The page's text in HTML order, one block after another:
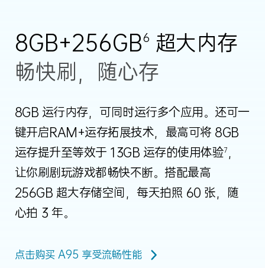
8GB+256GB6
超大内存
畅快刷，随心存
8GB 运行内存，可同时运行多个应用。还可一
键开启RAM+运存拓展技术，最高可将 8GB
运存提升至等效于 13GB 运存的使用体验 7
让你刷剧玩游戏都畅快不断。搭配最高
256GB 超大存储空间，每天拍照 60 张，随
心拍 3 年。
点击购买 A95 享受流畅性能